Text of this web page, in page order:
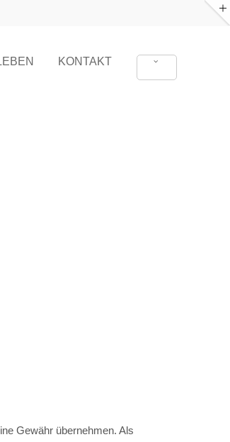
KONTAKT
Gewähr übernehmen. Als